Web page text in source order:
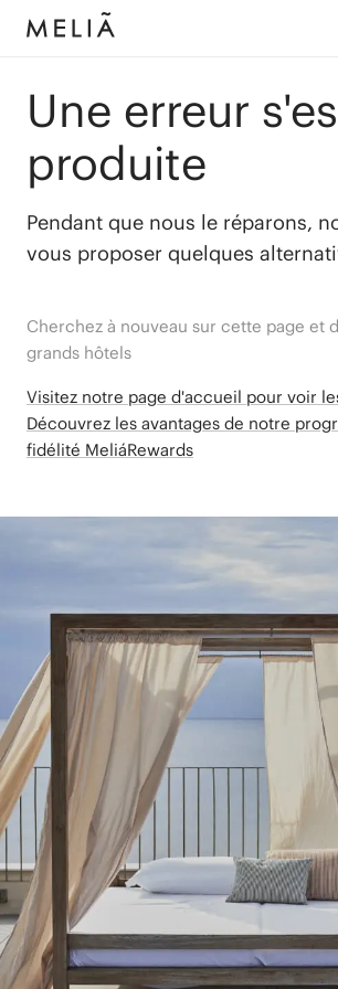
Une erreur
produite
Pendant que nous le réparons,
vous proposer quelques
Cherchez à nouveau sur cette page et
grands hôtels
Visitez notre page d'accueil pour voir
Découvrez les avantages de notre
fidélité MeliáRewards